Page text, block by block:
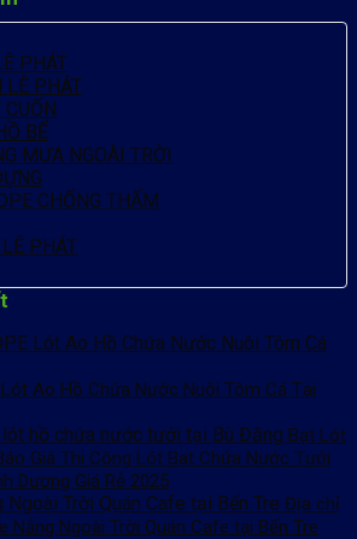
PHÁT
LÊ PHÁT
CUỐN
BỂ
MƯA NGOÀI TRỜI
CHỐNG THẤM
PHÁT
Lót Ao Hồ Chứa Nước Nuôi Tôm Cá Tại
Bạt Lót
Giá Thi Công Lót Bạt Chứa Nước Tưới
Dương Giá Rẻ 2025
Địa chỉ
Nắng Ngoài Trời Quán Cafe tại Bến Tre